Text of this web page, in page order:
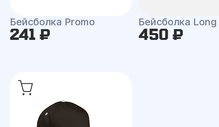
Бейсболка Promo
241 ₽
Бейсболка
450 ₽